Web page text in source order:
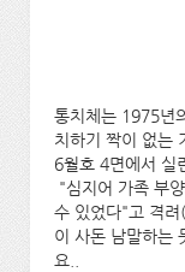
통치체는 1975년
치하기 짝이 없는
6월호 4면에서 실
"심지어 가족 부
수 있었다"고 격
이 사돈 남말하는
요..